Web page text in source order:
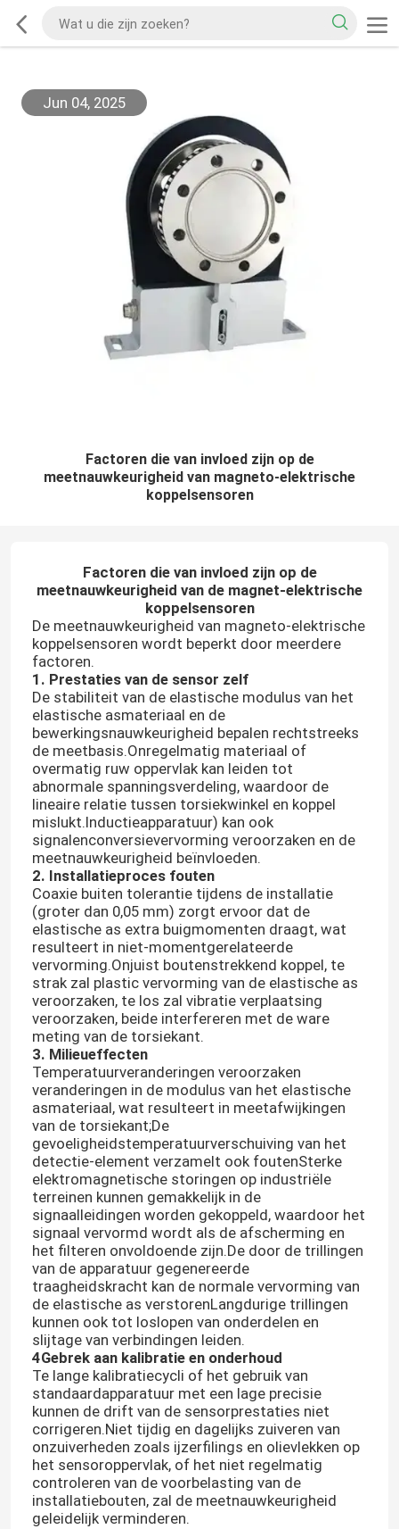
Jun 04, 2025
Factoren die van invloed zijn op de
meetnauwkeurigheid van magneto-elektrische
koppelsensoren
Factoren die van invloed zijn op de
meetnauwkeurigheid van de magnet-elektrische
koppelsensoren
De meetnauwkeurigheid van magneto-elektrische
koppelsensoren wordt beperkt door meerdere
factoren.
1. Prestaties van de sensor zelf
De stabiliteit van de elastische modulus van het
elastische asmateriaal en de
bewerkingsnauwkeurigheid bepalen rechtstreeks
de meetbasis.Onregelmatig materiaal of
overmatig ruw oppervlak kan leiden tot
abnormale spanningsverdeling, waardoor de
lineaire relatie tussen torsiekwinkel en koppel
mislukt.Inductieapparatuur) kan ook
signalenconversievervorming veroorzaken en de
meetnauwkeurigheid beïnvloeden.
2. Installatieproces fouten
Coaxie buiten tolerantie tijdens de installatie
(groter dan 0,05 mm) zorgt ervoor dat de
elastische as extra buigmomenten draagt, wat
resulteert in niet-momentgerelateerde
vervorming.Onjuist boutenstrekkend koppel, te
strak zal plastic vervorming van de elastische as
veroorzaken, te los zal vibratie verplaatsing
veroorzaken, beide interfereren met de ware
meting van de torsiekant.
3. Milieueffecten
Temperatuurveranderingen veroorzaken
veranderingen in de modulus van het elastische
asmateriaal, wat resulteert in meetafwijkingen
van de torsiekant;De
gevoeligheidstemperatuurverschuiving van het
detectie-element verzamelt ook foutenSterke
elektromagnetische storingen op industriële
terreinen kunnen gemakkelijk in de
signaalleidingen worden gekoppeld, waardoor het
signaal vervormd wordt als de afscherming en
het filteren onvoldoende zijn.De door de trillingen
van de apparatuur gegenereerde
traagheidskracht kan de normale vervorming van
de elastische as verstorenLangdurige trillingen
kunnen ook tot loslopen van onderdelen en
slijtage van verbindingen leiden.
4Gebrek aan kalibratie en onderhoud
Te lange kalibratiecycli of het gebruik van
standaardapparatuur met een lage precisie
kunnen de drift van de sensorprestaties niet
corrigeren.Niet tijdig en dagelijks zuiveren van
onzuiverheden zoals ijzerfilings en olievlekken op
het sensoroppervlak, of het niet regelmatig
controleren van de voorbelasting van de
installatiebouten, zal de meetnauwkeurigheid
geleidelijk verminderen.